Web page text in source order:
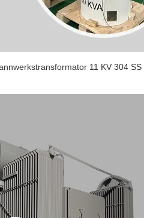
11 KV 304